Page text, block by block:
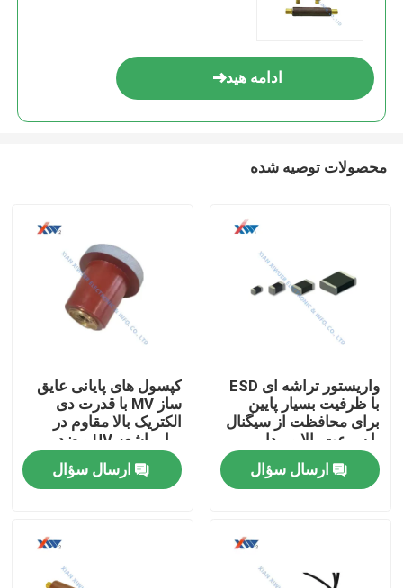
صفحه اصلی
نمایش VR
ادامه هید
محصولات توصیه شده
واریستور تراشه ای ESD
با ظرفیت بسیار پایین
برای محافظت از سیگنال
با سرعت بالا و مدار
خودرو
ارسال سؤال
کپسول های پایانی عایق
ساز MV با قدرت دی
الکتریک بالا مقاوم در
برابر اشعه UV و ضد
رطوبت برای بخش های
قطعات و کابلارسال سؤال